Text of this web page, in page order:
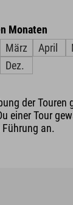
Monaten
März April
Dez.
der
einer Tour
an.